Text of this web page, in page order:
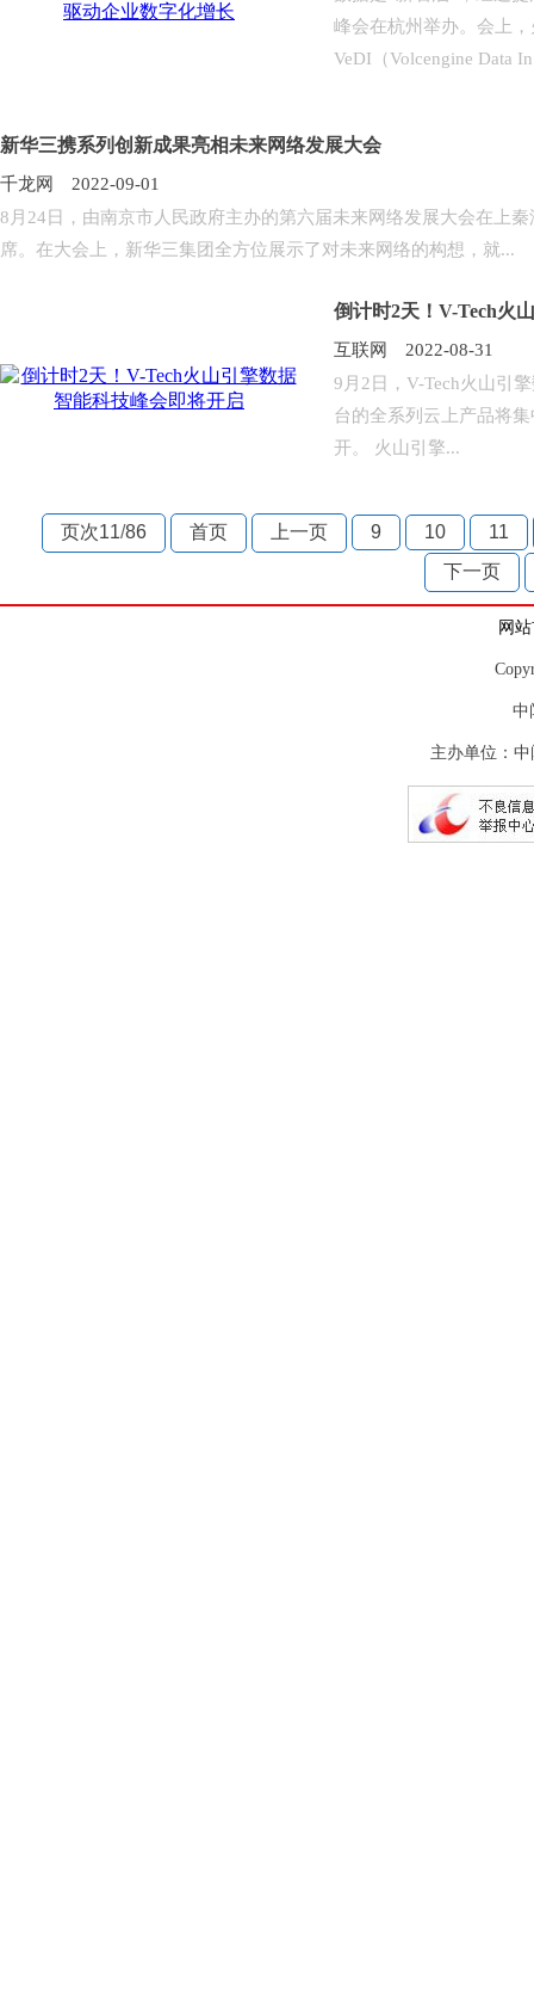
峰会在杭州举办。会上
VeDI（Volcengine Data
新华三携系列创新成果亮相未来网络发展大会
千龙网 2022-09-01
8月24日，由南京市人民政府主办的第六届未来网络发展大会在上
席。在大会上，新华三集团全方位展示了对未来网络的构想，就...
倒计时2天！V-Tech火
互联网 2022-08-31
9月2日，V-Tech火山引
台的全系列云上产品将
开。 火山引擎...
页次11/86 首页 上一页 9 10
11
下一页
网
中
主办单位：